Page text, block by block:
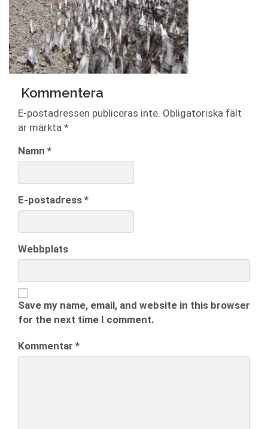
Kommentera
E-postadressen publiceras inte. Obligatoriska fält
är märkta *
Namn *
E-postadress *
Webbplats
Save my name, email, and website in this browser
for the next time I comment.
Kommentar *